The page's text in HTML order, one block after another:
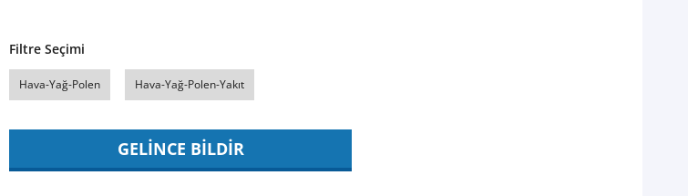
Filtre Seçimi
Hava-Yağ-Polen Hava-Yağ-Polen-Yakıt
GELİNCE BİLDİR